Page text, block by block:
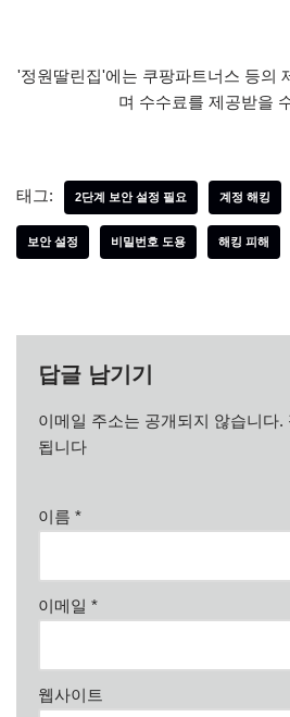
'정원딸린집'에는 쿠팡파트너스 등의
며 수수료를 제공받을
태그: 2단계 보안 설정 필요 계정 해킹
보안 설정 비밀번호 도용 해킹 피해
답글 남기기
이메일 주소는 공개되지 않습니다.
됩니다
이름 *
이메일 *
웹사이트